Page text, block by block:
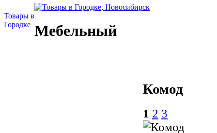
Товары в
Городке Мебельный
Комод
1 2 3